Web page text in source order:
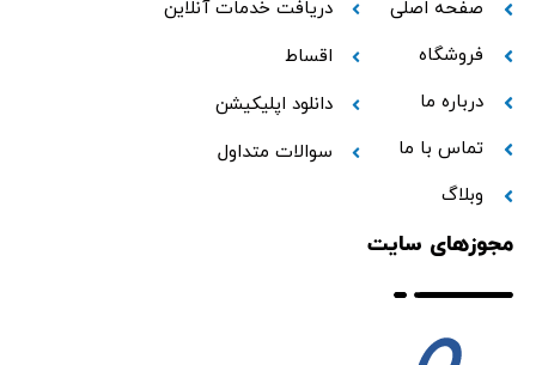
صفحه اصلی
فروشگاه
درباره ما
تماس با ما
وبلاگ
دریافت خدمات آنلاین
اقساط
دانلود اپلیکیشن
سوالات متداول
مجوزهای سایت